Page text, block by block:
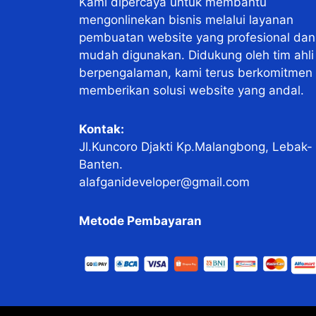
mengonlinekan bisnis melalui layanan
pembuatan website yang profesional dan
mudah digunakan. Didukung oleh tim ahli
berpengalaman, kami terus berkomitmen
memberikan solusi website yang andal.
Kontak:
Jl.Kuncoro Djakti Kp.Malangbong, Lebak-
Banten.
alafganideveloper@gmail.com
Metode Pembayaran